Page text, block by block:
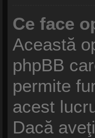
Ce face
Această
phpBB
permite
acest
Dacă